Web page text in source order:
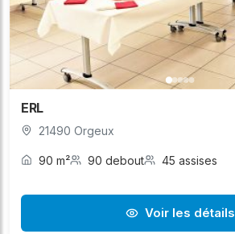
ERL
21490 Orgeux
90 m² 90 debout 45 assises
Voir les détails